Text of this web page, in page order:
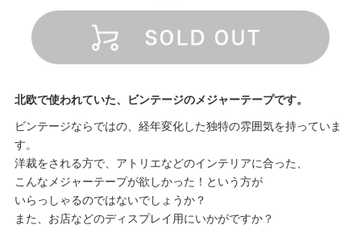
北欧で使われていた、ビンテージのメジャーテープです。
ビンテージならではの、経年変化した独特の雰囲気を持っていま
す。
洋裁をされる方で、アトリエなどのインテリアに合った、
こんなメジャーテープが欲しかった！という方が
いらっしゃるのではないでしょうか？
また、お店などのディスプレイ用にいかがですか？